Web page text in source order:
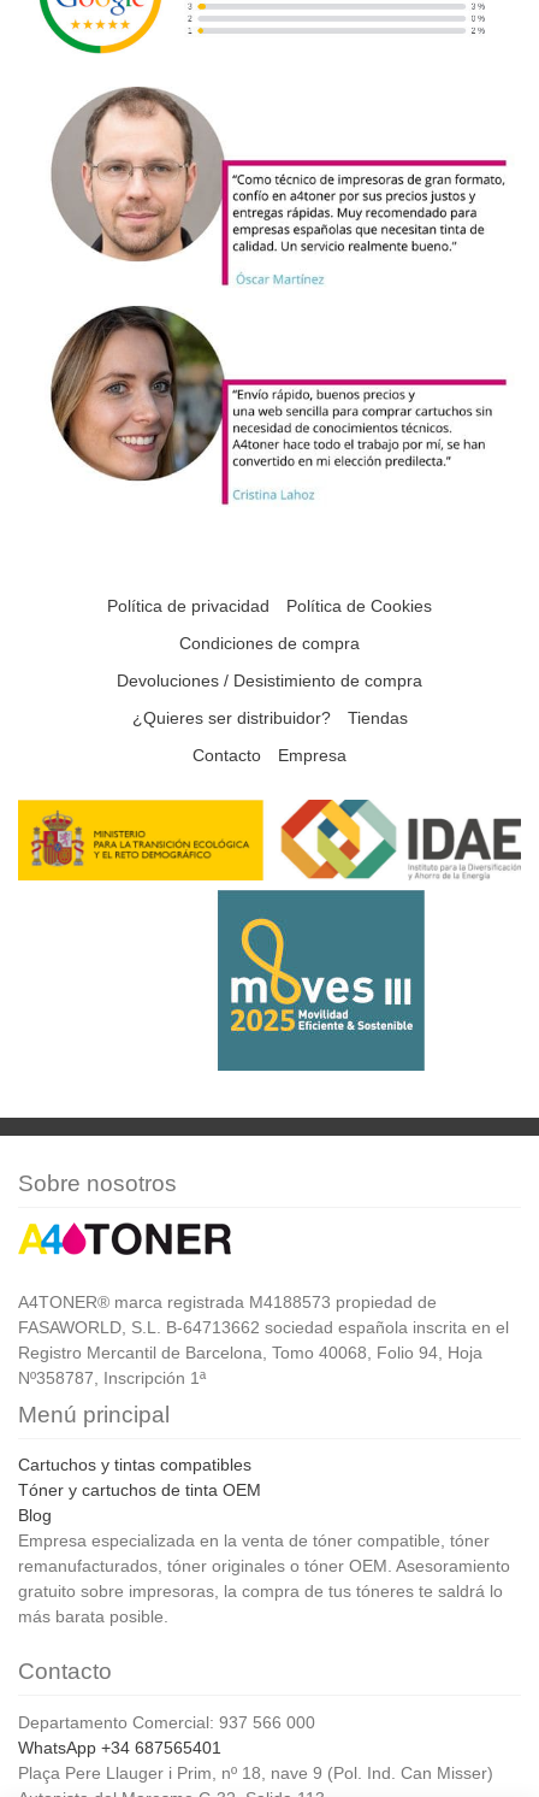
Política de privacidad
Política de Cookies
Condiciones de compra
Devoluciones / Desistimiento de compra
¿Quieres ser distribuidor?
Tiendas
Contacto
Empresa
Sobre nosotros
A4TONER® marca registrada M4188573 propiedad de
FASAWORLD, S.L. B-64713662 sociedad española inscrita en el
Registro Mercantil de Barcelona, Tomo 40068, Folio 94, Hoja
Nº358787, Inscripción 1ª
Menú principal
Cartuchos y tintas compatibles
Tóner y cartuchos de tinta OEM
Blog
Empresa especializada en la venta de tóner compatible, tóner
remanufacturados, tóner originales o tóner OEM. Asesoramiento
gratuito sobre impresoras, la compra de tus tóneres te saldrá lo
más barata posible.
Contacto
Departamento Comercial: 937 566 000
WhatsApp +34 687565401
Plaça Pere Llauger i Prim, nº 18, nave 9 (Pol. Ind. Can Misser)